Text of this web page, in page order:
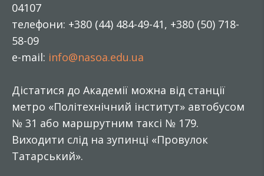
04107
телефони: +380 (44) 484-49-41, +380 (50) 718-
58-09
e-mail: info@nasoa.edu.ua
Дістатися до Академії можна від станції
метро «Політехнічний інститут» автобусом
№ 31 або маршрутним таксі № 179.
Виходити слід на зупинці «Провулок
Татарський».